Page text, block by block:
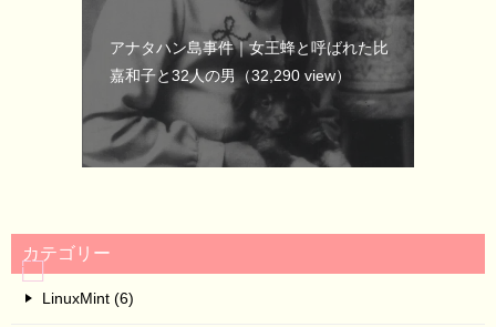
アナタハン島事件｜女王蜂と呼ばれた比
嘉和子と32人の男（32,290 view）
カテゴリー
LinuxMint (6)